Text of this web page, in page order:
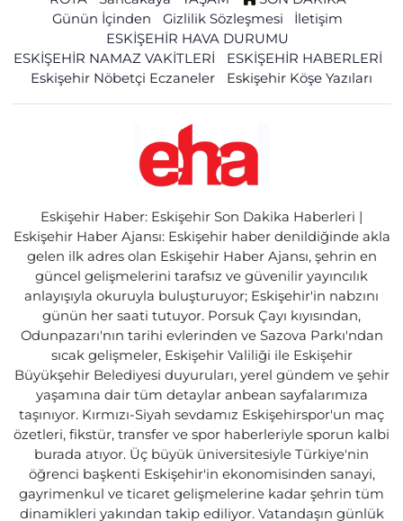
Günün İçinden
Gizlilik Sözleşmesi
İletişim
ESKİŞEHİR HAVA DURUMU
ESKİŞEHİR NAMAZ VAKİTLERİ
ESKİŞEHİR HABERLERİ
Eskişehir Nöbetçi Eczaneler
Eskişehir Köşe Yazıları
Eskişehir Haber: Eskişehir Son Dakika Haberleri |
Eskişehir Haber Ajansı: Eskişehir haber denildiğinde akla
gelen ilk adres olan Eskişehir Haber Ajansı, şehrin en
güncel gelişmelerini tarafsız ve güvenilir yayıncılık
anlayışıyla okuruyla buluşturuyor; Eskişehir'in nabzını
günün her saati tutuyor. Porsuk Çayı kıyısından,
Odunpazarı'nın tarihi evlerinden ve Sazova Parkı'ndan
sıcak gelişmeler, Eskişehir Valiliği ile Eskişehir
Büyükşehir Belediyesi duyuruları, yerel gündem ve şehir
yaşamına dair tüm detaylar anbean sayfalarımıza
taşınıyor. Kırmızı-Siyah sevdamız Eskişehirspor'un maç
özetleri, fikstür, transfer ve spor haberleriyle sporun kalbi
burada atıyor. Üç büyük üniversitesiyle Türkiye'nin
öğrenci başkenti Eskişehir'in ekonomisinden sanayi,
gayrimenkul ve ticaret gelişmelerine kadar şehrin tüm
dinamikleri yakından takip ediliyor. Vatandaşın günlük